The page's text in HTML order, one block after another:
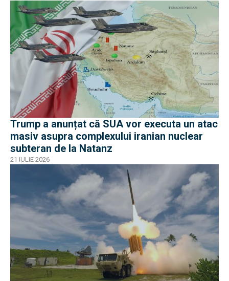
Trump a anunțat că SUA vor executa un atac
masiv asupra complexului iranian nuclear
subteran de la Natanz
21 IULIE 2026